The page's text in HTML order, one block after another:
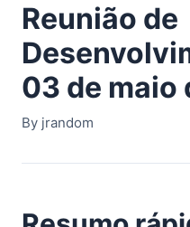
Reunião de
03 de maio
By jrandom